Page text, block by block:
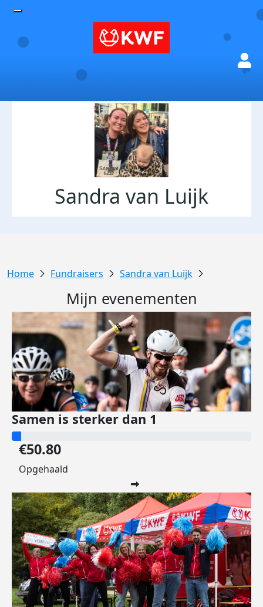
Sandra van Luijk
Fundraisers Sandra van Luijk
Mijn evenementen
Samen is sterker dan 1
€50.80
Opgehaald